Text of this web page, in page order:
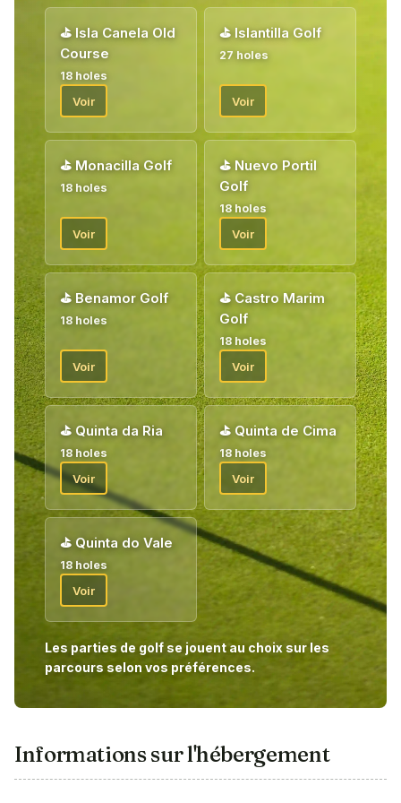
⛳ Isla Canela Old
Course
18 holes
Voir
⛳ Islantilla Golf
27 holes
Voir
⛳ Monacilla Golf
18 holes
Voir
⛳ Nuevo Portil
Golf
18 holes
Voir
⛳ Benamor Golf
18 holes
Voir
⛳ Castro Marim
Golf
18 holes
Voir
⛳ Quinta da Ria
18 holes
Voir
⛳ Quinta de Cima
18 holes
Voir
⛳ Quinta do Vale
18 holes
Voir
Les parties de golf se jouent au choix sur les
parcours selon vos préférences.
Informations sur l'hébergement